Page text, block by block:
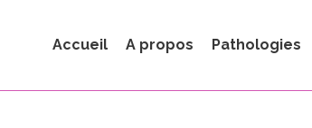
Accueil A propos Pathologies